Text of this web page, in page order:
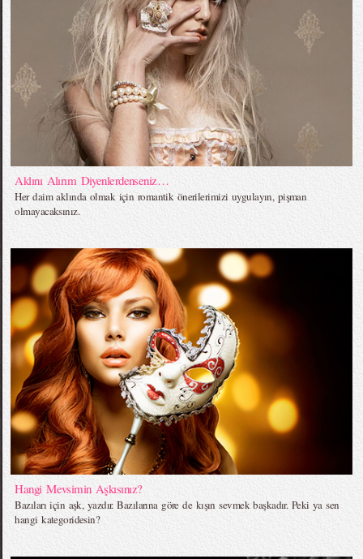
Aklını Alırım Diyenlerdenseniz…
Her daim aklında olmak için romantik önerilerimizi uygulayın, pişman
olmayacaksınız.
Hangi Mevsimin Aşkısınız?
Bazıları için aşk, yazdır. Bazılarına göre de kışın sevmek başkadır. Peki ya sen
hangi kategoridesin?